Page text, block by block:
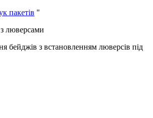
пакетів "
бейджів з встановленням люверсів під